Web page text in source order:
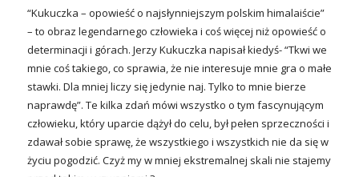
“Kukuczka – opowieść o najsłynniejszym polskim himalaiście”
– to obraz legendarnego człowieka i coś więcej niż opowieść o
determinacji i górach. Jerzy Kukuczka napisał kiedyś- “Tkwi we
mnie coś takiego, co sprawia, że nie interesuje mnie gra o małe
stawki. Dla mniej liczy się jedynie naj. Tylko to mnie bierze
naprawdę”. Te kilka zdań mówi wszystko o tym fascynującym
człowieku, który uparcie dążył do celu, był pełen sprzeczności i
zdawał sobie sprawę, że wszystkiego i wszystkich nie da się w
życiu pogodzić. Czyż my w mniej ekstremalnej skali nie stajemy